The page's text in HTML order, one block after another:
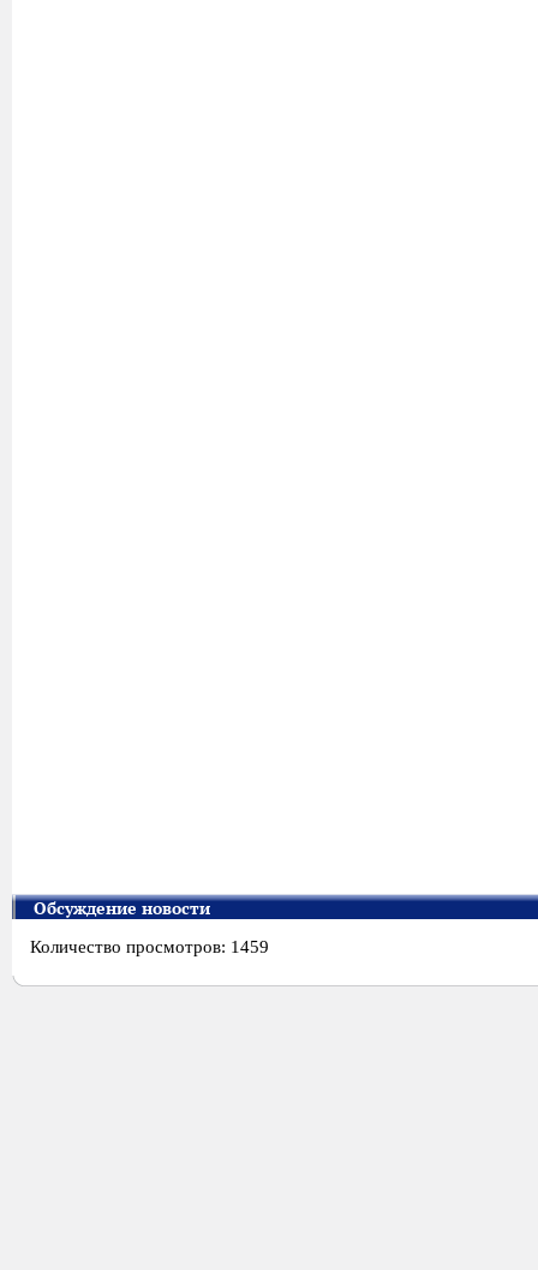
Обсуждение новости
Количество просмотров: 1459